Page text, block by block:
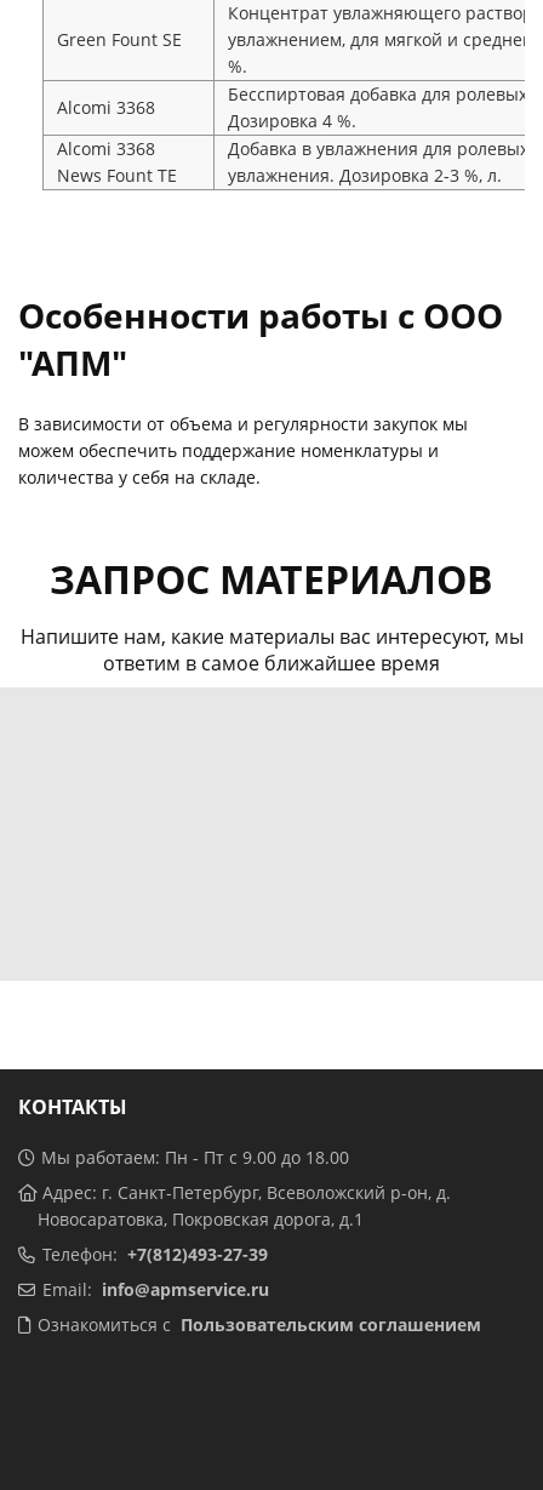
Green Fount SE
Концентрат увлажняющего
увлажнением, для мягкой и средней
%.
Alcomi 3368
Бесспиртовая добавка для
Дозировка 4 %.
Alcomi 3368
News Fount TE
Добавка в увлажнения для ролевых
увлажнения. Дозировка 2-3 %, л.
Особенности работы с ООО
"АПМ"
В зависимости от объема и регулярности закупок мы
можем обеспечить поддержание номенклатуры и
количества у себя на складе.
ЗАПРОС МАТЕРИАЛОВ
Напишите нам, какие материалы вас интересуют, мы
ответим в самое ближайшее время
КОНТАКТЫ
Мы работаем: Пн - Пт с 9.00 до 18.00
Адрес: г. Санкт-Петербург, Всеволожский р-он, д.
Новосаратовка, Покровская дорога, д.1
Телефон: +7(812)493-27-39
Email: info@apmservice.ru
Ознакомиться с Пользовательским соглашением